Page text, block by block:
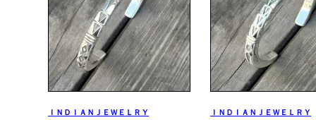
ＩＮＤＩＡＮＪＥＷＥＬＲＹ ＩＮＤＩＡＮＪＥＷＥＬＲＹ